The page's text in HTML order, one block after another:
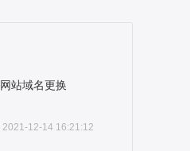
网站域名更换
2021-12-14 16:21:12